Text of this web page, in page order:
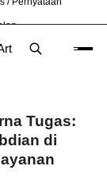
Nasional
Tugas:
di